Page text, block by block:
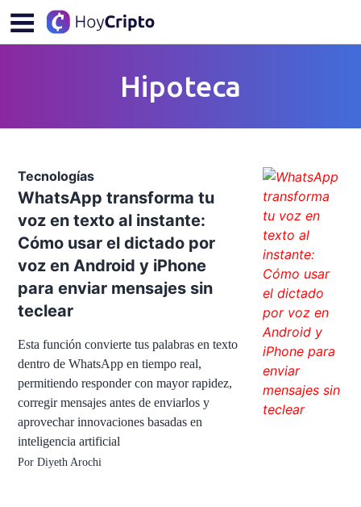
Hipoteca
Tecnologías
WhatsApp transforma tu
voz en texto al instante:
Cómo usar el dictado por
voz en Android y iPhone
para enviar mensajes sin
teclear
Esta función convierte tus palabras en texto
dentro de WhatsApp en tiempo real,
permitiendo responder con mayor rapidez,
corregir mensajes antes de enviarlos y
aprovechar innovaciones basadas en
inteligencia artificial
Por Diyeth Arochi